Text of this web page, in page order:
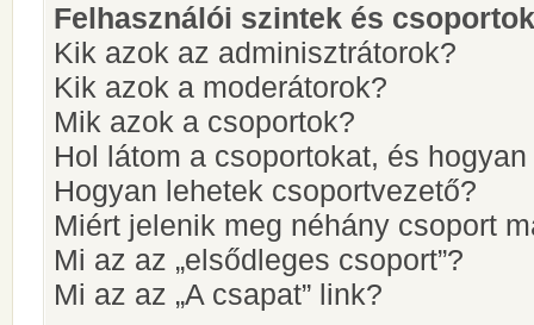
Felhasználói szintek és csoportok
Kik azok az adminisztrátorok?
Kik azok a moderátorok?
Mik azok a csoportok?
Hol látom a csoportokat, és
Hogyan lehetek csoportvezető?
Miért jelenik meg néhány csoport
Mi az az „elsődleges csoport”?
Mi az az „A csapat” link?